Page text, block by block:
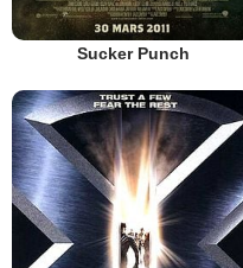
Sucker Punch